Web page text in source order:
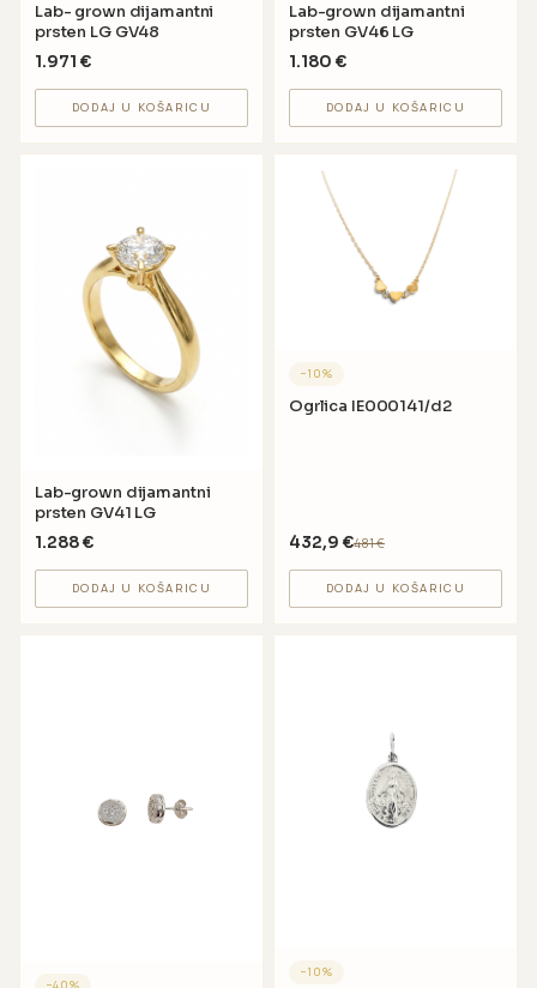
Lab- grown dijamantni
prsten LG GV48
1.971 €
DODAJ U KOŠARICU
Lab-grown dijamantni
prsten GV46 LG
1.180 €
DODAJ U KOŠARICU
Lab-grown dijamantni
prsten GV41 LG
1.288€
DODAJ U KOŠARICU
−10%
Ogrlica IE000141/d2
432,9 €481€
DODAJ U KOŠARICU
−40%
−10%